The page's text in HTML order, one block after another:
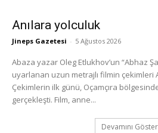
Anılara yolculuk
Jineps Gazetesi - 5 Ağustos 2026
Abaza yazar Oleg Etlukhov’un “Abhaz
uyarlanan uzun metrajlı filmin çekimleri
Çekimlerin ilk günü, Oçamçıra
gerçekleşti. Film, anne...
Devamını Göster